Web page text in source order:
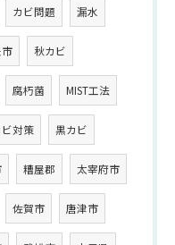
カビ問題 漏水
秋カビ
腐朽菌 MIST工法
ビ対策 黒カビ
糟屋郡 太宰府市
佐賀市 唐津市